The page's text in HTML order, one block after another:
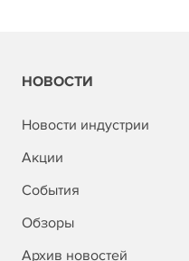
НОВОСТИ
Новости индустрии
Акции
События
Обзоры
Архив новостей